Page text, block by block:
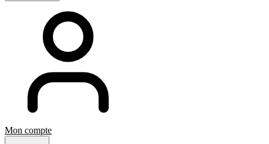
Mon compte